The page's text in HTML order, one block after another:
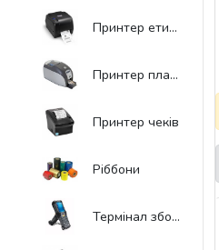
Принтер етикеток
Принтер пластикових карт
Принтер чеків
Ріббони
Термінал збору даних